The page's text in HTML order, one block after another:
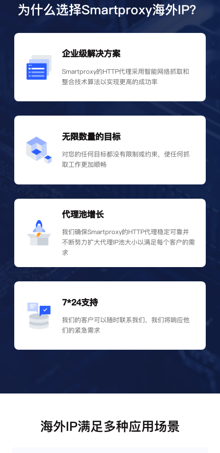
为什么选择Smartproxy海外IP？
企业级解决方案
Smartproxy的HTTP代理采用智能网络抓取和
整合技术算法以实现更高的成功率
无限数量的目标
对您的任何目标都没有限制或约束，使任何抓
取工作更加顺畅
代理池增长
我们确保Smartproxy的HTTP代理稳定可靠并
不断努力扩大代理IP池大小以满足每个客户的需
求
7*24支持
我们的客户可以随时联系我们，我们将响应他
们的紧急需求
海外IP满足多种应用场景